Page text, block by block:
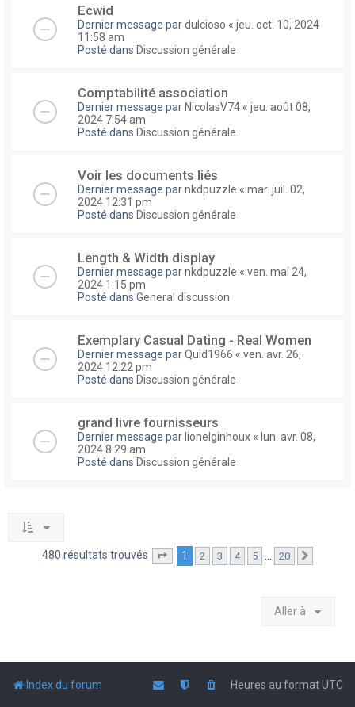
Ecwid
Dernier message pardulcioso « jeu. oct. 10, 2024
11:58 am
Posté dans Discussion générale
Comptabilité association
Dernier message par NicolasV74 « jeu. août 08,
2024 7:54 am
Posté dans Discussion générale
Voir les documents liés
Dernier message parnkdpuzzle « mar. juil. 02,
2024 12:31 pm
Posté dans Discussion générale
Length & Width display
Dernier message parnkdpuzzle « ven. mai 24,
2024 1:15 pm
Posté dans General discussion
Exemplary Сasual Dating - Real Women
Dernier message parQuid1966 « ven. avr. 26,
2024 12:22 pm
Posté dans Discussion générale
grand livre fournisseurs
Dernier message par lionelginhoux « lun. avr. 08,
2024 8:29 am
Posté dans Discussion générale
480 résultats trouvés Page sur20
1 2 3 4 5 … 20
Aller à
Index du forum Heures au formatUTC